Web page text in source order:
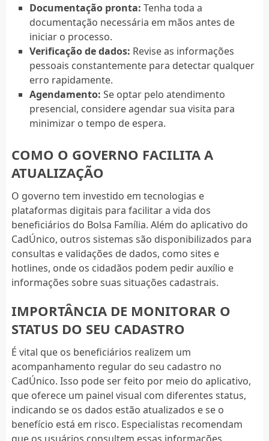
Documentação pronta: Tenha toda a
documentação necessária em mãos antes de
iniciar o processo.
Verificação de dados: Revise as informações
pessoais constantemente para detectar qualquer
erro rapidamente.
Agendamento: Se optar pelo atendimento
presencial, considere agendar sua visita para
minimizar o tempo de espera.
COMO O GOVERNO FACILITA A
ATUALIZAÇÃO
O governo tem investido em tecnologias e
plataformas digitais para facilitar a vida dos
beneficiários do Bolsa Família. Além do aplicativo do
CadÚnico, outros sistemas são disponibilizados para
consultas e validações de dados, como sites e
hotlines, onde os cidadãos podem pedir auxílio e
informações sobre suas situações cadastrais.
IMPORTÂNCIA DE MONITORAR O
STATUS DO SEU CADASTRO
É vital que os beneficiários realizem um
acompanhamento regular do seu cadastro no
CadÚnico. Isso pode ser feito por meio do aplicativo,
que oferece um painel visual com diferentes status,
indicando se os dados estão atualizados e se o
benefício está em risco. Especialistas recomendam